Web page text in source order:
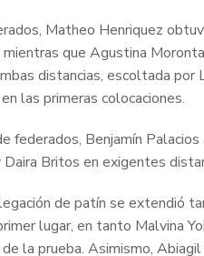
Matheo Henriquez
que Agustina
distancias, escoltada
las primeras colocaciones.
federados, Benjamín
Daira Britos en exigentes
de patín se extendió
lugar, en tanto Malvina
la prueba. Asimismo,